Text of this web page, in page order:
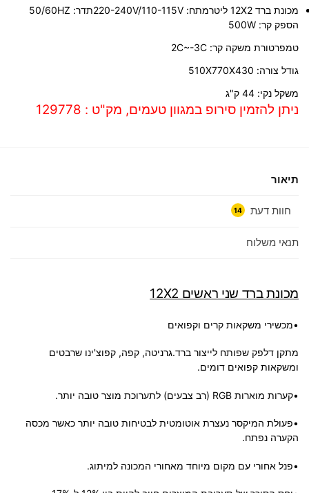
מכונת ברד 12X2 ליטרמתח: 220-240V/110-115Vתדר: 50/60HZ
הספק קר: 500W
טמפרטורת משקה קר: 2C~-3C
גודל צורה: 510X770X430
משקל נקי: 44 ק"ג
ניתן להזמין סירופ במגוון טעמים, מק"ט : 129778
תיאור
חוות דעת 14
תנאי משלוח
מכונת ברד שני ראשים 12X2
•מכשירי משקאות קרים וקפואים
מתקן דלפק שפותח לייצור ברד.גרניטה, קפה, קפוצ'ינו שרבטים
ומשקאות קפואים דומים.
•קערות מוארות RGB (רב צבעים) לתערוכת מוצר טובה יותר.
•פעולת המיקסר נעצרת אוטומטית לבטיחות טובה יותר כאשר מכסה
הקערה נפתח.
•פנל אחורי עם מקום מיוחד מאחורי המכונה למיתוג.